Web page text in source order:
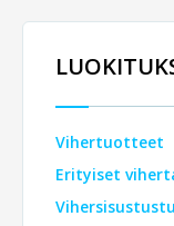
Vihertuotteet
Erityiset